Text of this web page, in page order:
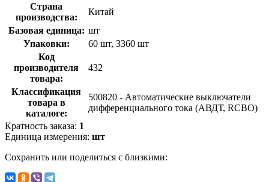
Страна
производства:
Китай
Базовая единица: шт
Упаковки:
60 шт, 3360 шт
Код
производителя
товара:
432
Классификация
товара в
каталоге:
500820 - Автоматические выключатели
дифференциального тока (АВДТ, RCBO)
Кратность заказа: 1
Единица измерения: шт
Сохранить или поделиться с близкими: